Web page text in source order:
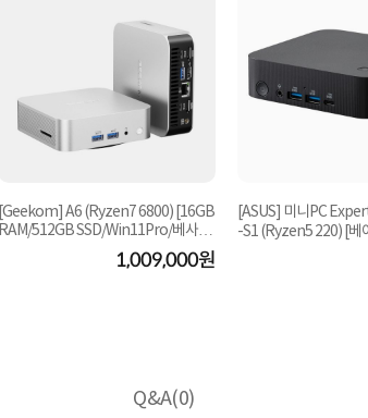
[Geekom] A6 (Ryzen7 6800) [16GB
RAM/512GB SSD/Win11Pro/베사마
1,009,000원
[ASUS] 미니PC
-S1 (Ryzen5 220) [베어본] ★출시기
Q&A(0)